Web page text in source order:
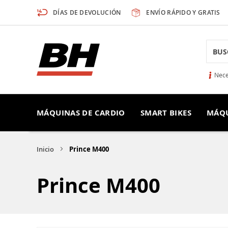
al
contenido
DÍAS DE DEVOLUCIÓN ENVÍO RÁPIDO Y GRATIS
Search
MÁQUINAS DE CARDIO SMART BIKES
Inicio Prince M400
Prince M400